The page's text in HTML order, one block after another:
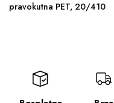
pravokutna PET, 20/410